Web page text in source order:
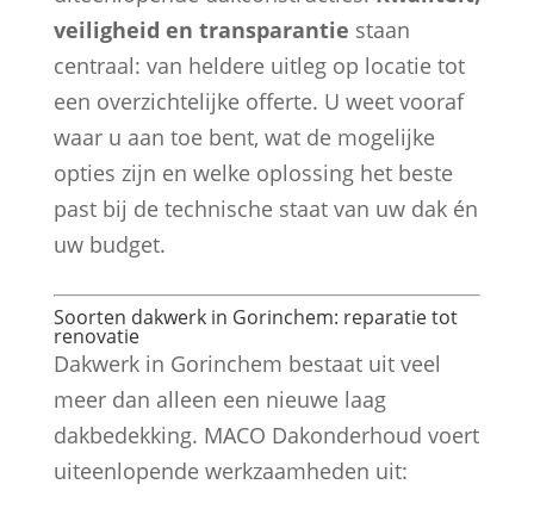
veiligheid en transparantie staan
centraal: van heldere uitleg op locatie tot
een overzichtelijke offerte. U weet vooraf
waar u aan toe bent, wat de mogelijke
opties zijn en welke oplossing het beste
past bij de technische staat van uw dak én
uw budget.
Soorten dakwerk in Gorinchem: reparatie tot
renovatie
Dakwerk in Gorinchem bestaat uit veel
meer dan alleen een nieuwe laag
dakbedekking. MACO Dakonderhoud voert
uiteenlopende werkzaamheden uit: